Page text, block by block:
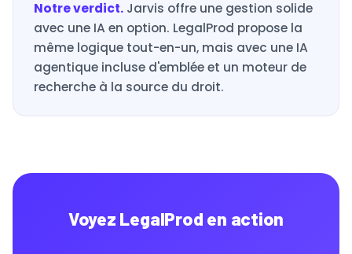
Notre verdict. Jarvis offre une gestion solide
avec une IA en option. LegalProd propose la
même logique tout-en-un, mais avec une IA
agentique incluse d'emblée et un moteur de
recherche à la source du droit.
Voyez LegalProd en action